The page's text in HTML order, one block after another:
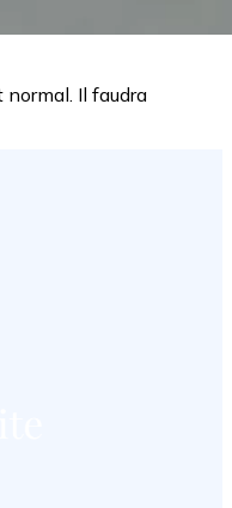
normal. Il faudra